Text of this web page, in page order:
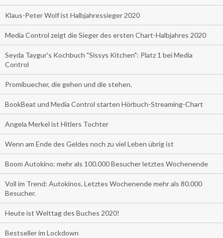
Klaus-Peter Wolf ist Halbjahressieger 2020
Media Control zeigt die Sieger des ersten Chart-Halbjahres 2020
Seyda Taygur's Kochbuch "Sissys Kitchen": Platz 1 bei Media
Control
Promibuecher, die gehen und die stehen.
BookBeat und Media Control starten Hörbuch-Streaming-Chart
Angela Merkel ist Hitlers Tochter
Wenn am Ende des Geldes noch zu viel Leben übrig ist
Boom Autokino: mehr als 100.000 Besucher letztes Wochenende
Voll im Trend: Autokinos. Letztes Wochenende mehr als 80.000
Besucher.
Heute ist Welttag des Buches 2020!
Bestseller im Lockdown